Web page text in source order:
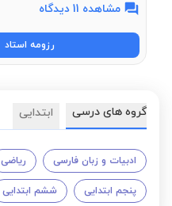
مشاهده 11 دیدگاه
رزومه استاد
گروه های درسی ابتدایی
ادبیات و زبان فارسی ریاضی
پنجم ابتدایی ششم ابتدایی